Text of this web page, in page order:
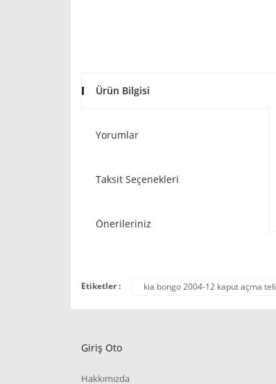
Ürün Bilgisi
Yorumlar
Taksit Seçenekleri
Önerileriniz
Etiketler : kia bongo 2004-12 kaput açma teli
Giriş Oto
Hakkımızda